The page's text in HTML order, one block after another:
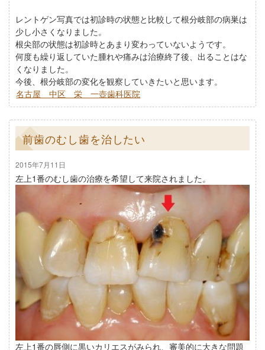
レントゲン写真では初診時の状態と比較して根分岐部の病巣は
少し小さくなりました。
根尖部の状態は初診時とあまり変わっていないようです。
何度も繰り返していた腫れや痛みは治療終了後、出ることはな
くなりました。
今後、根分岐部の変化を観察していきたいと思います。
名古屋 中区 栄 一壺歯科医院
前歯のむし歯を治したい
2015年7月11日
左上1番のむし歯の治療を希望して来院されました。
左上1番の唇側に黒いカリエスがみられ、審美的に大きな問題